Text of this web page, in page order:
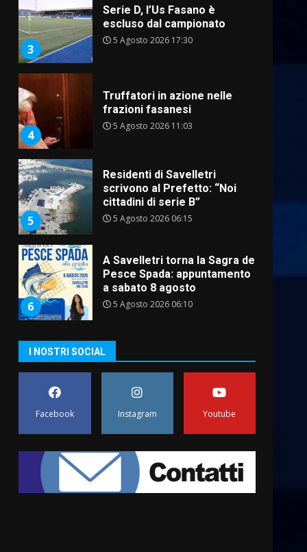
4
Truffatori in azione nelle
frazioni fasanesi
5 Agosto 2026 11:03
5
Residenti di Savelletri
scrivono al Prefetto: “Noi
cittadini di serie B”
5 Agosto 2026 06:15
6
A Savelletri torna la Sagra del
Pesce Spada: appuntamento
a sabato 8 agosto
5 Agosto 2026 06:10
7
L’abusivismo giornalistico è
un pericolo
cittadinanza attiva: online
l’avviso per la gestione
Laureto
6 Agosto 2026 06:20
La magia del Minareto e la
Belvedere. Il rapimento”
6 Agosto 2026 06:15
I NOSTRI SOCIAL
Facebook Instagram Youtube